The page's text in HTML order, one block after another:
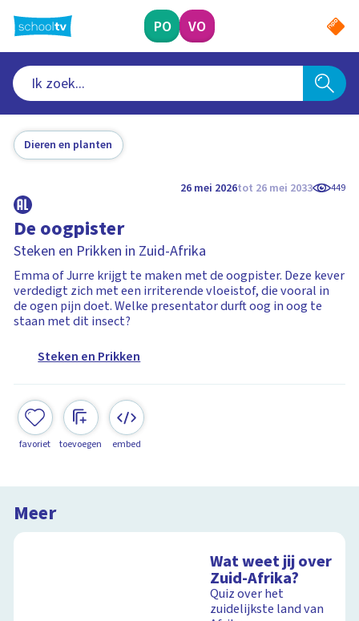
naar
hoofdinhoud
PO VO
Dieren en planten
26 mei 2026tot 26 mei 2033 449
De oogpister
Steken en Prikken in Zuid-Afrika
Emma of Jurre krijgt te maken met de oogpister. Deze kever
verdedigt zich met een irriterende vloeistof, die vooral in
de ogen pijn doet. Welke presentator durft oog in oog te
staan met dit insect?
Steken en Prikken
favoriet toevoegen embed
Meer
Wat weet jij over
Zuid-Afrika?
Quiz over het
zuidelijkste land van